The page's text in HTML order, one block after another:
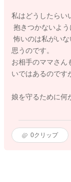
私はどうしたらい
抱きつかないよ
怖いのは私がい
思うのです。
お相手のママさん
いではあるのです
娘を守るために何
0クリップ